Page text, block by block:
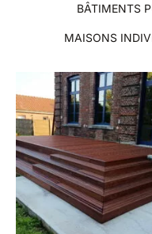
BÂTIMENTS
MAISONS